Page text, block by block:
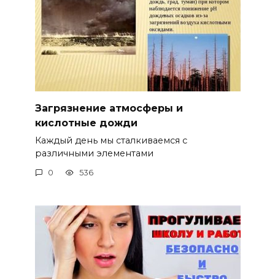
Загрязнение атмосферы и
кислотные дожди
Каждый день мы сталкиваемся с
различными элементами
0 536